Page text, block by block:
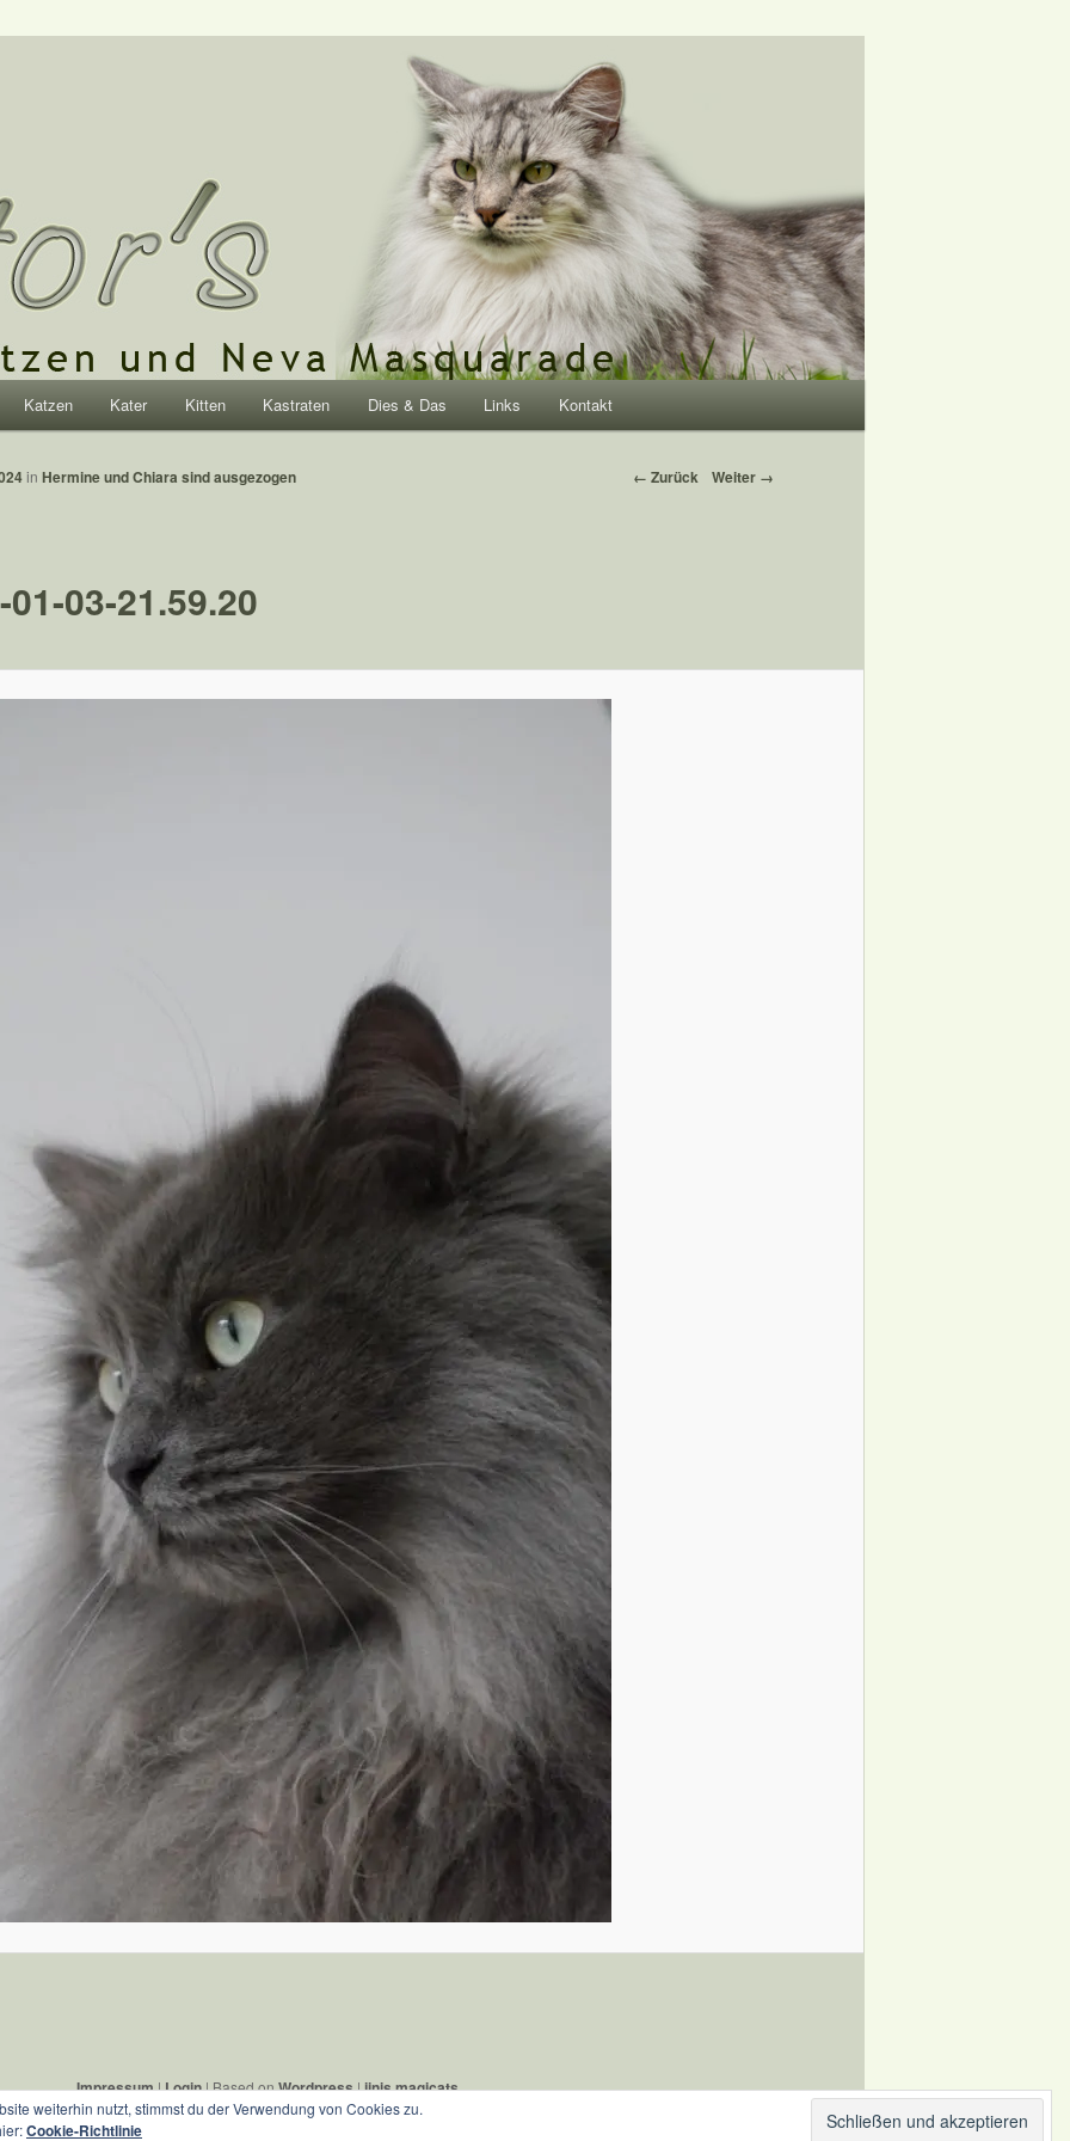
Katzen Kater Kitten Kastraten Dies & Das Links Kontakt
← Zurück Weiter →
03-21.59.20
in Hermine und Chiara sind ausgezogen
Impressum|Login| Based onWordpress|jinis magicats
weiterhin nutzt, stimmst du der Verwendung von Cookies zu.
Cookie-Richtlinie